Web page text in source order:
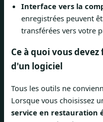
Interface vers la
enregistrées peuvent
transférées vers votre
Ce à quoi vous
d'un logiciel
Tous les outils ne
Lorsque vous choisissez
service en restauration